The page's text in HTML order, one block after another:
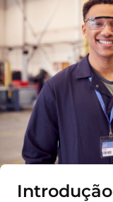
Introdução